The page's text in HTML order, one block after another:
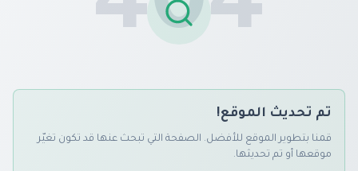
تم تحديث الموقع!
قمنا بتطوير الموقع للأفضل. الصفحة التي تبحث عنها قد تكون تغيّر
موقعها أو تم تحديثها.